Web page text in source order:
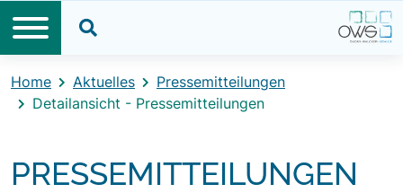
Home Aktuelles
Pressemitteilungen
Detailansicht - Pressemitteilungen
PRESSEMITTEILUNGEN